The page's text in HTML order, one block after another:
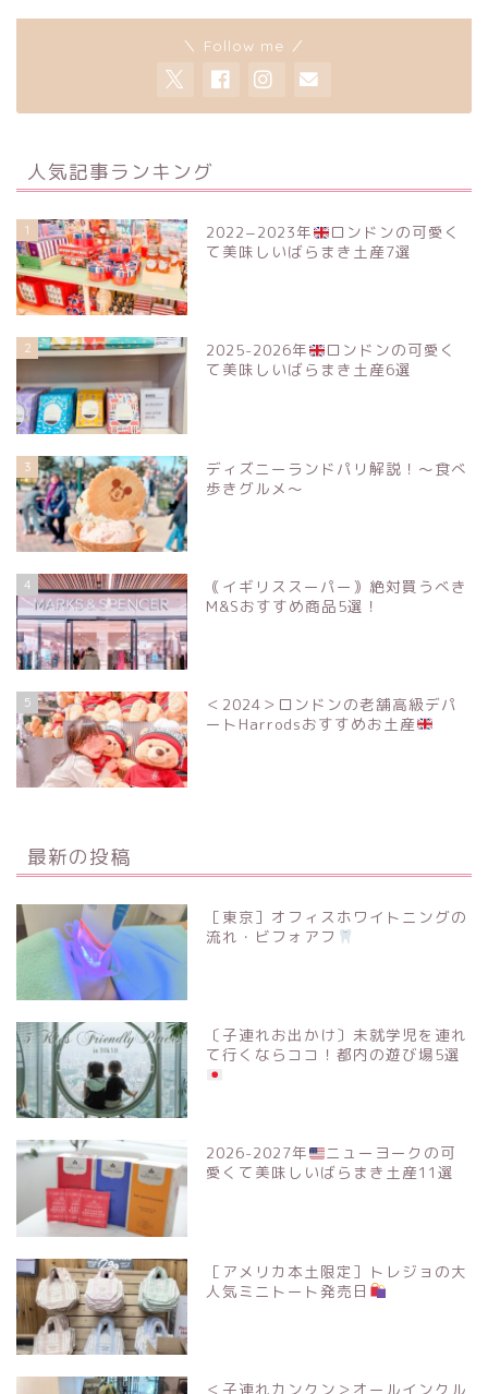
＼ Follow me ／
人気記事ランキング
1 2022−2023年
ロンドンの可愛く
て美味しいばらまき土産7選
2 2025-2026年
ロンドンの可愛く
て美味しいばらまき土産6選
3
ディズニーランドパリ解説！〜食べ
歩きグルメ〜
4
｟イギリススーパー｠絶対買うべき
M&Sおすすめ商品5選！
5
＜2024＞ロンドンの老舗高級デパ
ートHarrodsおすすめお土産
最新の投稿
［東京］オフィスホワイトニングの
流れ・ビフォアフ
〔子連れお出かけ〕未就学児を連れ
て行くならココ！都内の遊び場5選
2026-2027年
ニューヨークの可
愛くて美味しいばらまき土産11選
［アメリカ本土限定］トレジョの大
人気ミニトート発売日
＜子連れカンクン＞オールインクル